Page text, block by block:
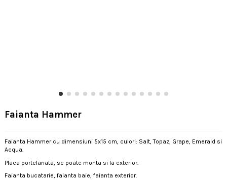
Faianta Hammer
Faianta Hammer cu dimensiuni 5x15 cm, culori: Salt, Topaz, Grape, Emerald si
Acqua.
Placa portelanata, se poate monta si la exterior.
Faianta bucatarie, faianta baie, faianta exterior.